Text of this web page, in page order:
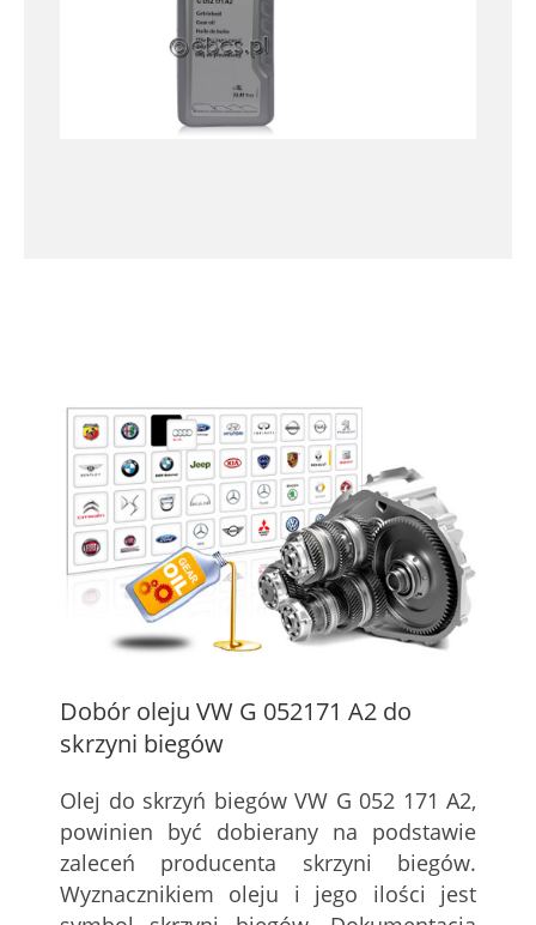
Dobór oleju VW G 052171 A2 do
skrzyni biegów
Olej do skrzyń biegów VW G 052 171 A2,
powinien być dobierany na podstawie
zaleceń producenta skrzyni biegów.
Wyznacznikiem oleju i jego ilości jest